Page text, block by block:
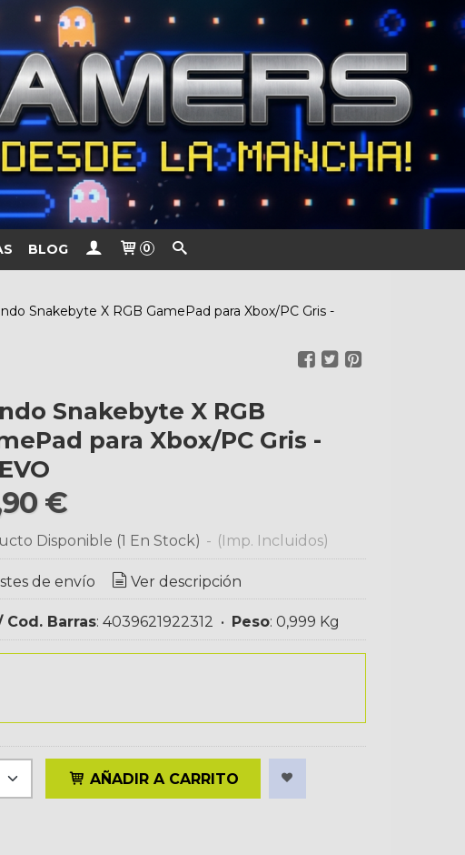
BLOG 0
Snakebyte X RGB GamePad para Xbox/PC Gris -
Snakebyte X RGB
para Xbox/PC Gris -
€
Disponible (1 En Stock) - (Imp. Incluidos)
de envío Ver descripción
Cod. Barras: 4039621922312 • Peso: 0,999 Kg
AÑADIR A CARRITO